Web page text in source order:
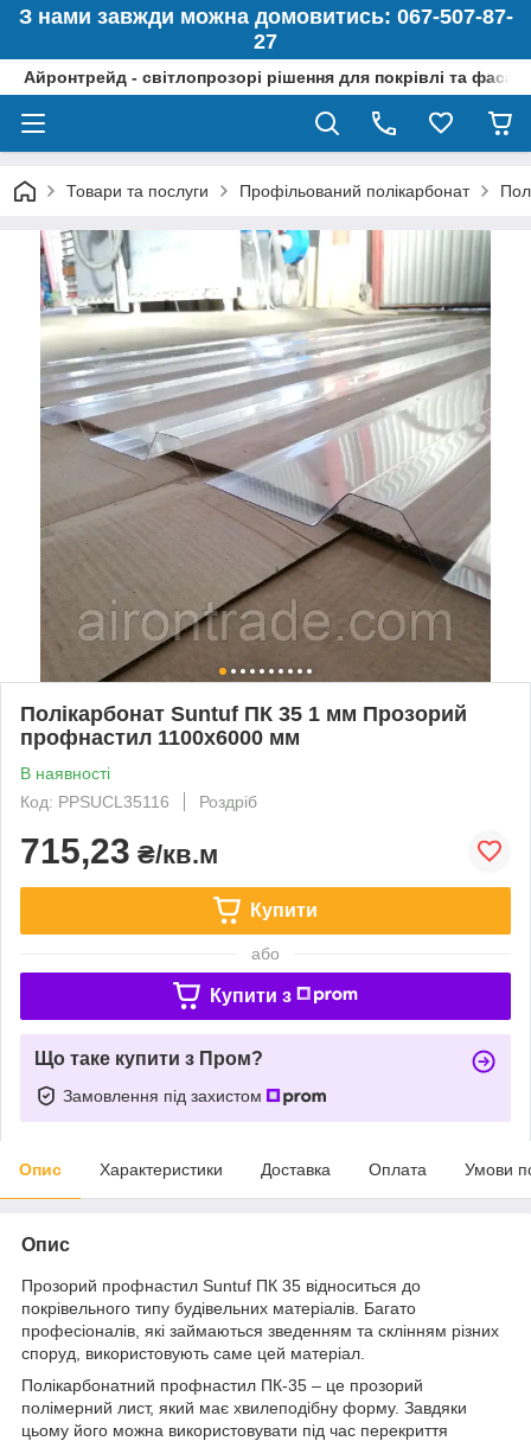
З нами завжди можна домовитись: 067-507-87-
27
Айронтрейд - світлопрозорі рішення для покрівлі та
Товари та послуги Профільований полікарбонат
Полікарбонат Suntuf ПК 35 1 мм Прозорий
профнастил 1100x6000 мм
В наявності
Код: PPSUCL35116
Роздріб
715,23 ₴/кв.м
Купити
або
Купити з
Що таке купити з Пром?
Замовлення під захистом
Опис Характеристики Доставка Оплата Умови
Опис
Прозорий профнастил Suntuf ПК 35 відноситься до
покрівельного типу будівельних матеріалів. Багато
професіоналів, які займаються зведенням та склінням різних
споруд, використовують саме цей матеріал.
Полікарбонатний профнастил ПК-35 – це прозорий
полімерний лист, який має хвилеподібну форму. Завдяки
цьому його можна використовувати під час перекриття